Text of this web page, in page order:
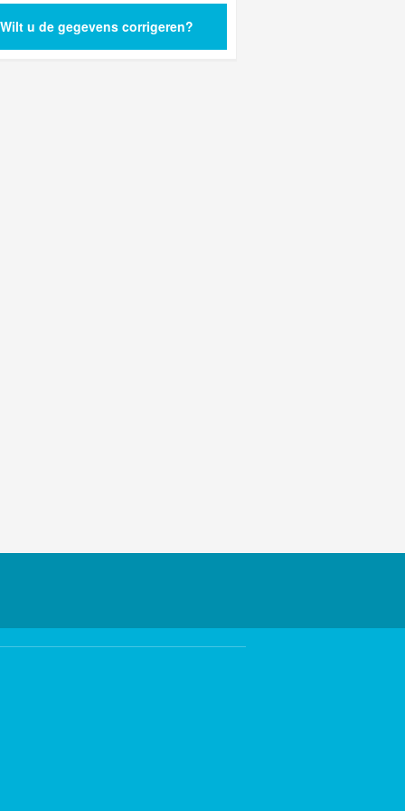
Wilt u de gegevens corrigeren?